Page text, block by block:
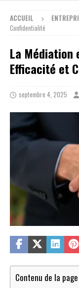
ACCUEIL
Confidentialité
La Médiation
Efficacité et
septembre 4, 2025
Contenu de la page